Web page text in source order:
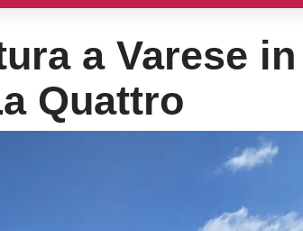
a Varese in
Quattro